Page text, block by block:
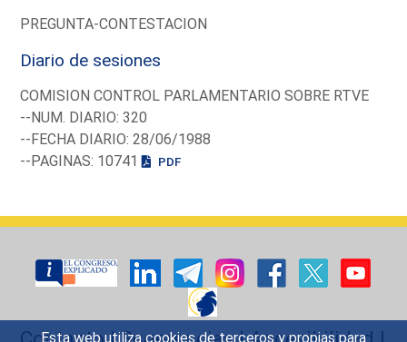
Esta web utiliza cookies de terceros y propias para
PREGUNTA-CONTESTACION
Diario de sesiones
COMISION CONTROL PARLAMENTARIO SOBRE RTVE
--NUM. DIARIO: 320
--FECHA DIARIO: 28/06/1988
--PAGINAS: 10741
PDF